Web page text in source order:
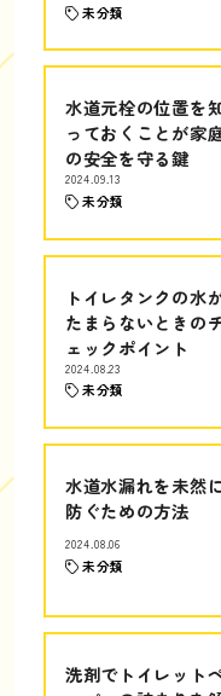
未分類
水道元栓の位置を
っておくことが家
の安全を守る鍵
2024.09.13
未分類
トイレタンクの水
たまらないときの
ェックポイント
2024.08.23
未分類
水道水漏れを未然
防ぐための方法
2024.08.06
未分類
洗剤でトイレット